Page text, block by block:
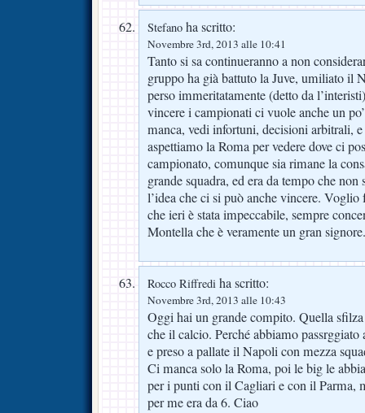
Stefano ha scritto:
Novembre 3rd, 2013 alle 10:41
Tanto si sa continueranno a non
gruppo ha già battuto la Juve, umiliato il
perso immeritatamente (detto da
vincere i campionati ci vuole anche un
manca, vedi infortuni, decisioni arbitrali,
aspettiamo la Roma per vedere dove ci
campionato, comunque sia rimane la
grande squadra, ed era da tempo che
l’idea che ci si può anche vincere. Voglio
che ieri è stata impeccabile, sempre
Montella che è veramente un gran signore.
Rocco Riffredi ha scritto:
Novembre 3rd, 2013 alle 10:43
Oggi hai un grande compito. Quella
che il calcio. Perché abbiamo
e preso a pallate il Napoli con mezza
Ci manca solo la Roma, poi le big le
per i punti con il Cagliari e con il Parma,
per me era da 6. Ciao